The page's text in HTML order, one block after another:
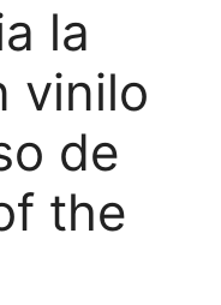
la
vinilo
de
the